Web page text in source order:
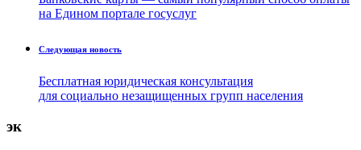
на Едином портале госуслуг
Следующая новость
Бесплатная юридическая консультация
для социально незащищенных групп населения
эк